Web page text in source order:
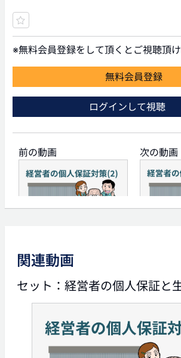
※無料会員登録をして頂くとご視聴頂
無料会員登録
ログインして視聴
前の動画 次の動画
事業保障 連帯保証 事業保険 経営者保険
関連動画
セット：経営者の個人保証と